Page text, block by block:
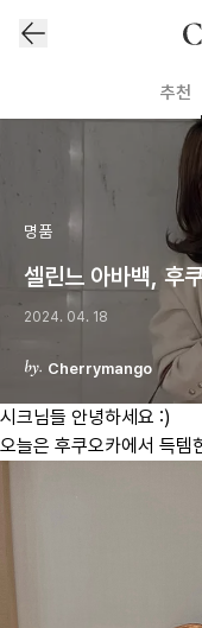
추천
명품
셀린느 아바백, 후
2024. 04. 18
Cherrymango
시크님들 안녕하세요 :)
오늘은 후쿠오카에서 득